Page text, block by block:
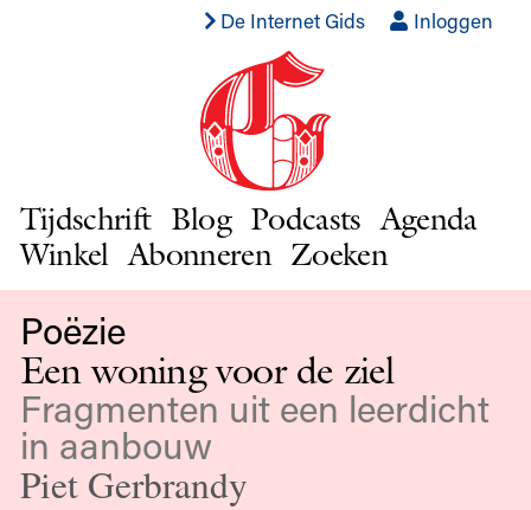
De Internet Gids Inloggen
Tijdschrift Blog Podcasts Agenda
Winkel Abonneren Zoeken
Poëzie
Een woning voor de ziel
Fragmenten uit een leerdicht
in aanbouw
Piet Gerbrandy